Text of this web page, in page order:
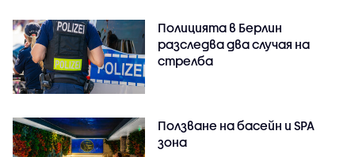
Полицията в Берлин
разследва два случая на
стрелба
Ползване на басейн и SPA
зона